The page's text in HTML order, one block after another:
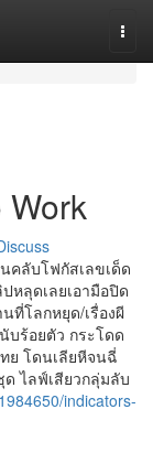
Work
คลับโฟกัสเลขเด็ด
หลุดเลยเอามือปิด
ที่โลกหยุด/เรื่องผี
บร้อยตัว กระโดด
ย โดนเลียหีจนฉี่
ไลฟ์เสียวกลุ่มลับ
indicators-